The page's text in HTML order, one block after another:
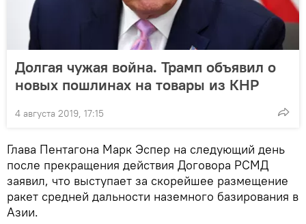
Долгая чужая война. Трамп объявил о
новых пошлинах на товары из КНР
4 августа 2019, 17:15
Глава Пентагона Марк Эспер на следующий день
после прекращения действия Договора РСМД
заявил, что выступает за скорейшее размещение
ракет средней дальности наземного базирования в
Азии.